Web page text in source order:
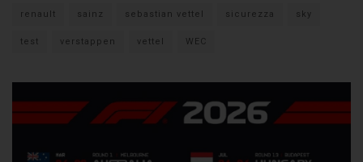
renault sainz sebastian vettel sicurezza sky
test verstappen vettel WEC